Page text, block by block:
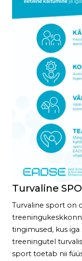
Turvaline
Turvaline sport on
tingimused, kus
treeningutel
sport toetab nii